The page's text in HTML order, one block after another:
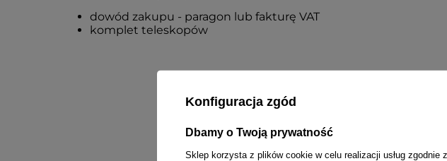
dowód zakupu - paragon lub fakturę VAT
komplet teleskopów
NAPISZ
Konfiguracja zgód
Dbamy o Twoją prywatność
Sklep korzysta z plików cookie w celu realizacji usług zgodnie z